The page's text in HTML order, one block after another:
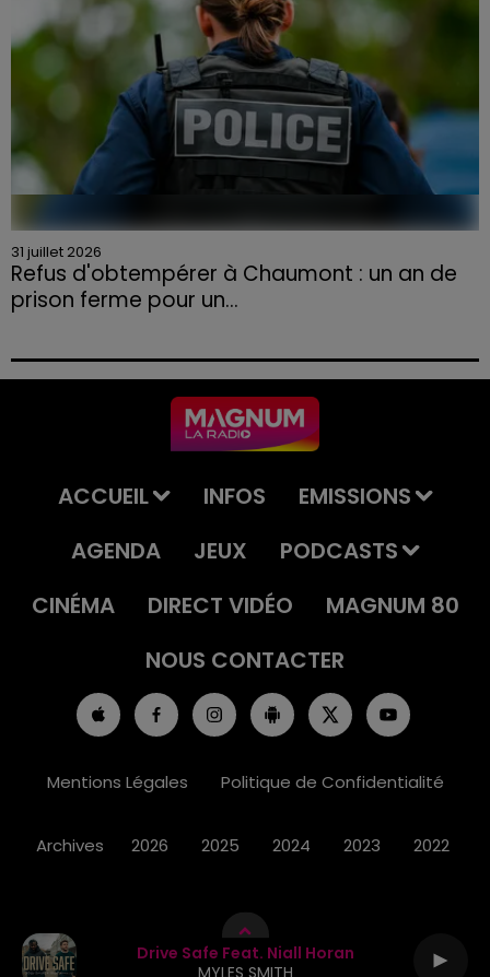
Drive Safe Feat. Niall Horan
MYLES SMITH
31 juillet 2026
Refus d'obtempérer à Chaumont : un an de
prison ferme pour un...
permis et la confiscation de son véhicule.
ACCUEIL INFOS
EMISSIONS
AGENDA
JEUX
PODCASTS
CINÉMA
DIRECT VIDÉO
MAGNUM 80
NOUS CONTACTER
Mentions Légales Politique de Confidentialité
Archives 2026 2025 2024 2023 2022